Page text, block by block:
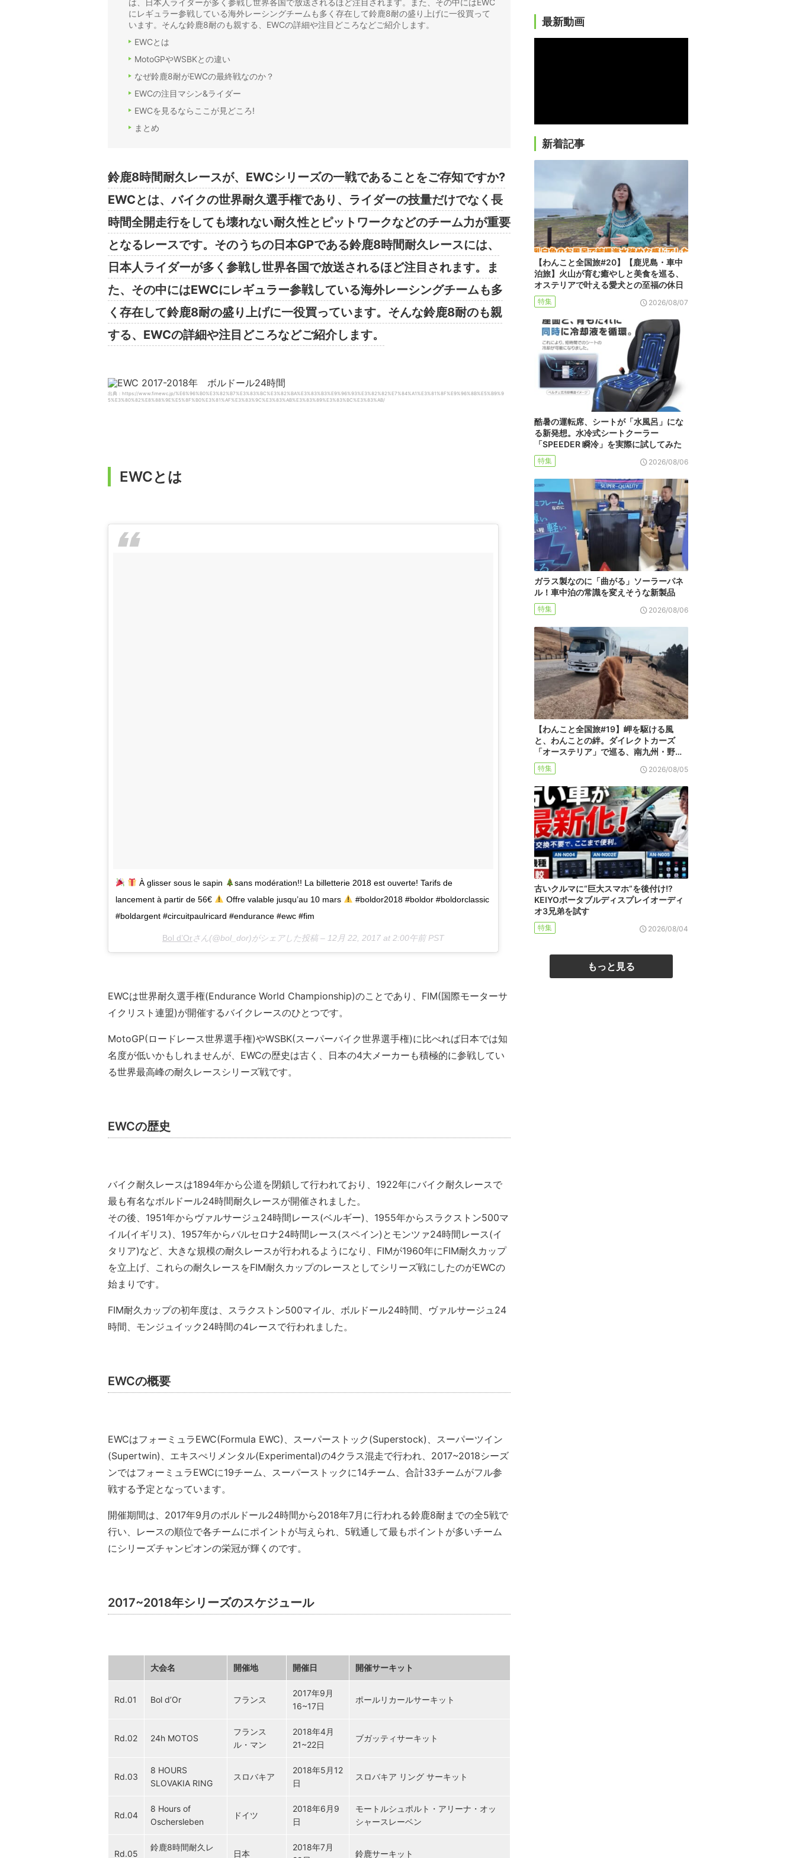
は、日本人ライダーが多く参戦し世界各国で放送されるほど注目されます。また、その中にはEWC
にレギュラー参戦している海外レーシングチームも多く存在して鈴鹿8耐の盛り上げに一役買って
います。そんな鈴鹿8耐のも親する、EWCの詳細や注目どころなどご紹介します。
EWCとは
MotoGPやWSBKとの違い
なぜ鈴鹿8耐がEWCの最終戦なのか？
EWCの注目マシン&ライダー
EWCを見るならここが見どころ!
まとめ
鈴鹿8時間耐久レースが、EWCシリーズの一戦であることをご存知ですか?
EWCとは、バイクの世界耐久選手権であり、ライダーの技量だけでなく長
時間全開走行をしても壊れない耐久性とピットワークなどのチーム力が重要
となるレースです。そのうちの日本GPである鈴鹿8時間耐久レースには、
日本人ライダーが多く参戦し世界各国で放送されるほど注目されます。ま
た、その中にはEWCにレギュラー参戦している海外レーシングチームも多
く存在して鈴鹿8耐の盛り上げに一役買っています。そんな鈴鹿8耐のも親
する、EWCの詳細や注目どころなどご紹介します。
出典：https://www.fimewc.jp/%E6%96%B0%E3%82%B7%E3%83%BC%E3%82%BA%E3%83%B3%E9%96%93%E3%82%82%E7%84%A1%E3%81%8F%E9%96%8B%E5%B9%9
5%E3%80%82%E8%88%9E%E5%8F%B0%E3%81%AF%E3%83%9C%E3%83%AB%E3%83%89%E3%83%BC%E3%83%AB/
EWCとは
À glisser sous le sapin
sans modération!! La billetterie 2018 est ouverte! Tarifs de
lancement à partir de 56€
Offre valable jusqu’au 10 mars
#boldor2018 #boldor #boldorclassic
#boldargent #circuitpaulricard #endurance #ewc #fim
Bol d’Orさん(@bol_dor)がシェアした投稿 – 12月 22, 2017 at 2:00午前 PST
EWCは世界耐久選手権(Endurance World Championship)のことであり、FIM(国際モーターサ
イクリスト連盟)が開催するバイクレースのひとつです。
MotoGP(ロードレース世界選手権)やWSBK(スーパーバイク世界選手権)に比べれば日本では知
名度が低いかもしれませんが、EWCの歴史は古く、日本の4大メーカーも積極的に参戦してい
る世界最高峰の耐久レースシリーズ戦です。
EWCの歴史
バイク耐久レースは1894年から公道を閉鎖して行われており、1922年にバイク耐久レースで
最も有名なボルドール24時間耐久レースが開催されました。
その後、1951年からヴァルサージュ24時間レース(ベルギー)、1955年からスラクストン500マ
イル(イギリス)、1957年からバルセロナ24時間レース(スペイン)とモンツァ24時間レース(イ
タリア)など、大きな規模の耐久レースが行われるようになり、FIMが1960年にFIM耐久カップ
を立上げ、これらの耐久レースをFIM耐久カップのレースとしてシリーズ戦にしたのがEWCの
始まりです。
FIM耐久カップの初年度は、スラクストン500マイル、ボルドール24時間、ヴァルサージュ24
時間、モンジュイック24時間の4レースで行われました。
EWCの概要
EWCはフォーミュラEWC(Formula EWC)、スーパーストック(Superstock)、スーパーツイン
(Supertwin)、エキスぺリメンタル(Experimental)の4クラス混走で行われ、2017~2018シーズ
ンではフォーミュラEWCに19チーム、スーパーストックに14チーム、合計33チームがフル参
戦する予定となっています。
開催期間は、2017年9月のボルドール24時間から2018年7月に行われる鈴鹿8耐までの全5戦で
行い、レースの順位で各チームにポイントが与えられ、5戦通して最もポイントが多いチーム
にシリーズチャンピオンの栄冠が輝くのです。
2017~2018年シリーズのスケジュール
大会名 開催地 開催日 開催サーキット
Rd.01 Bol d’Or フランス
2017年9月
16~17日
ポールリカールサーキット
Rd.02 24h MOTOS
フランス
ル・マン
2018年4月
21~22日
ブガッティサーキット
Rd.03
8 HOURS
SLOVAKIA RING
スロバキア
2018年5月12
日
スロバキア リング サーキット
Rd.04
8 Hours of
Oschersleben
ドイツ
2018年6月9
日
モートルシュポルト・アリーナ・オッ
シャースレーベン
Rd.05
鈴鹿8時間耐久レ
日本
2018年7月
鈴鹿サーキット
最新動画
新着記事
【わんこと全国旅#20】【鹿児島・車中
泊旅】火山が育む癒やしと美食を巡る、
オステリアで叶える愛犬との至福の休日
特集 2026/08/07
酷暑の運転席、シートが「水風呂」にな
る新発想。水冷式シートクーラー
「SPEEDER 瞬冷」を実際に試してみた
特集 2026/08/06
ガラス製なのに「曲がる」ソーラーパネ
ル！車中泊の常識を変えそうな新製品
特集 2026/08/06
【わんこと全国旅#19】岬を駆ける風
と、わんことの絆。ダイレクトカーズ
「オーステリア」で巡る、南九州・野…
特集 2026/08/05
古いクルマに“巨大スマホ”を後付け!?
KEIYOポータブルディスプレイオーディ
オ3兄弟を試す
特集 2026/08/04
もっと見る